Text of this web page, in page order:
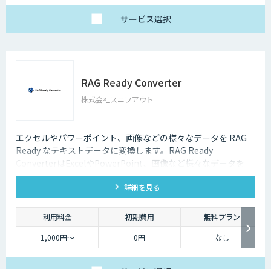
サービス選択
RAG Ready Converter
株式会社スニフアウト
エクセルやパワーポイント、画像などの様々なデータを RAG
Ready なテキストデータに変換します。RAG Ready
ConverterはExcelやPowerPoint、画像など様々なデータを
RAG Ready に変換して RAGの精度を向上するコンバーターで
詳細を見る
利用料金 初期費用
無料プラン
1,000円～
0円 なし